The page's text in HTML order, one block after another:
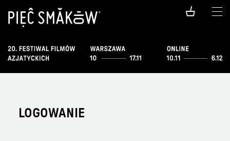
LOGOWANIE